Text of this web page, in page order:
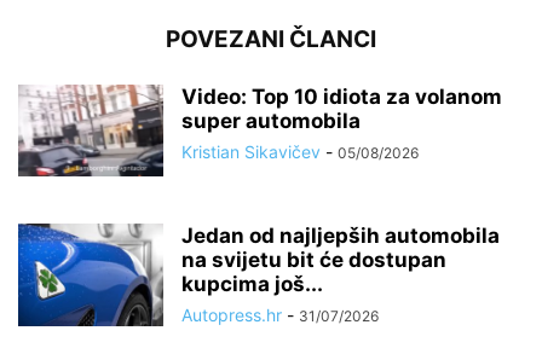
POVEZANI ČLANCI
Video: Top 10 idiota za volanom
super automobila
Kristian Sikavičev - 05/08/2026
Jedan od najljepših automobila
na svijetu bit će dostupan
kupcima još...
Autopress.hr - 31/07/2026